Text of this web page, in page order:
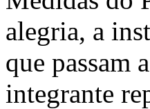
alegria, a
que passam
integrante